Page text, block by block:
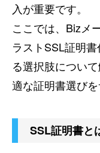
入が重要です。
ここでは、Bizメ
ラストSSL証明
る選択肢につい
適な証明書選びを
SSL証明書と